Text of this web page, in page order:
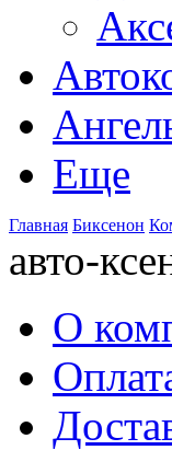
Еще
Главная Биксенон
авто-
О